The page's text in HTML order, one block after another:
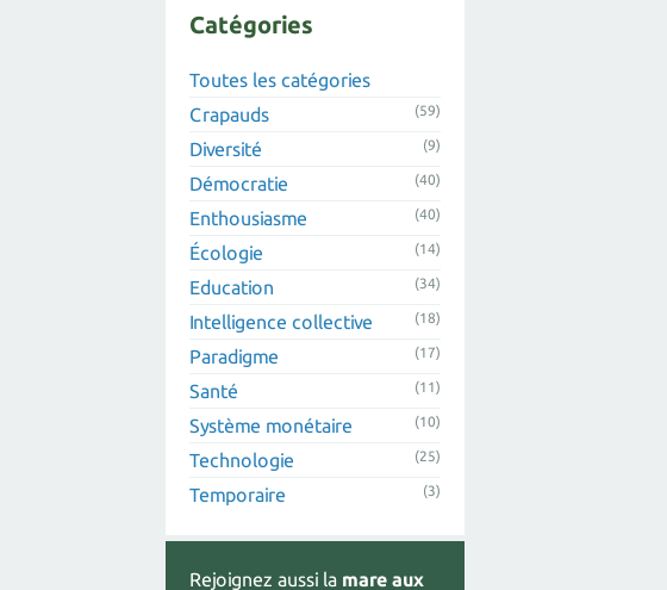
Catégories
Toutes les catégories
Crapauds
(59)
Diversité (9)
Démocratie (40)
Enthousiasme (40)
Écologie (14)
Education (34)
Intelligence collective (18)
Paradigme (17)
Santé (11)
Système monétaire (10)
Technologie (25)
Temporaire (3)
Rejoignez aussi la mare aux